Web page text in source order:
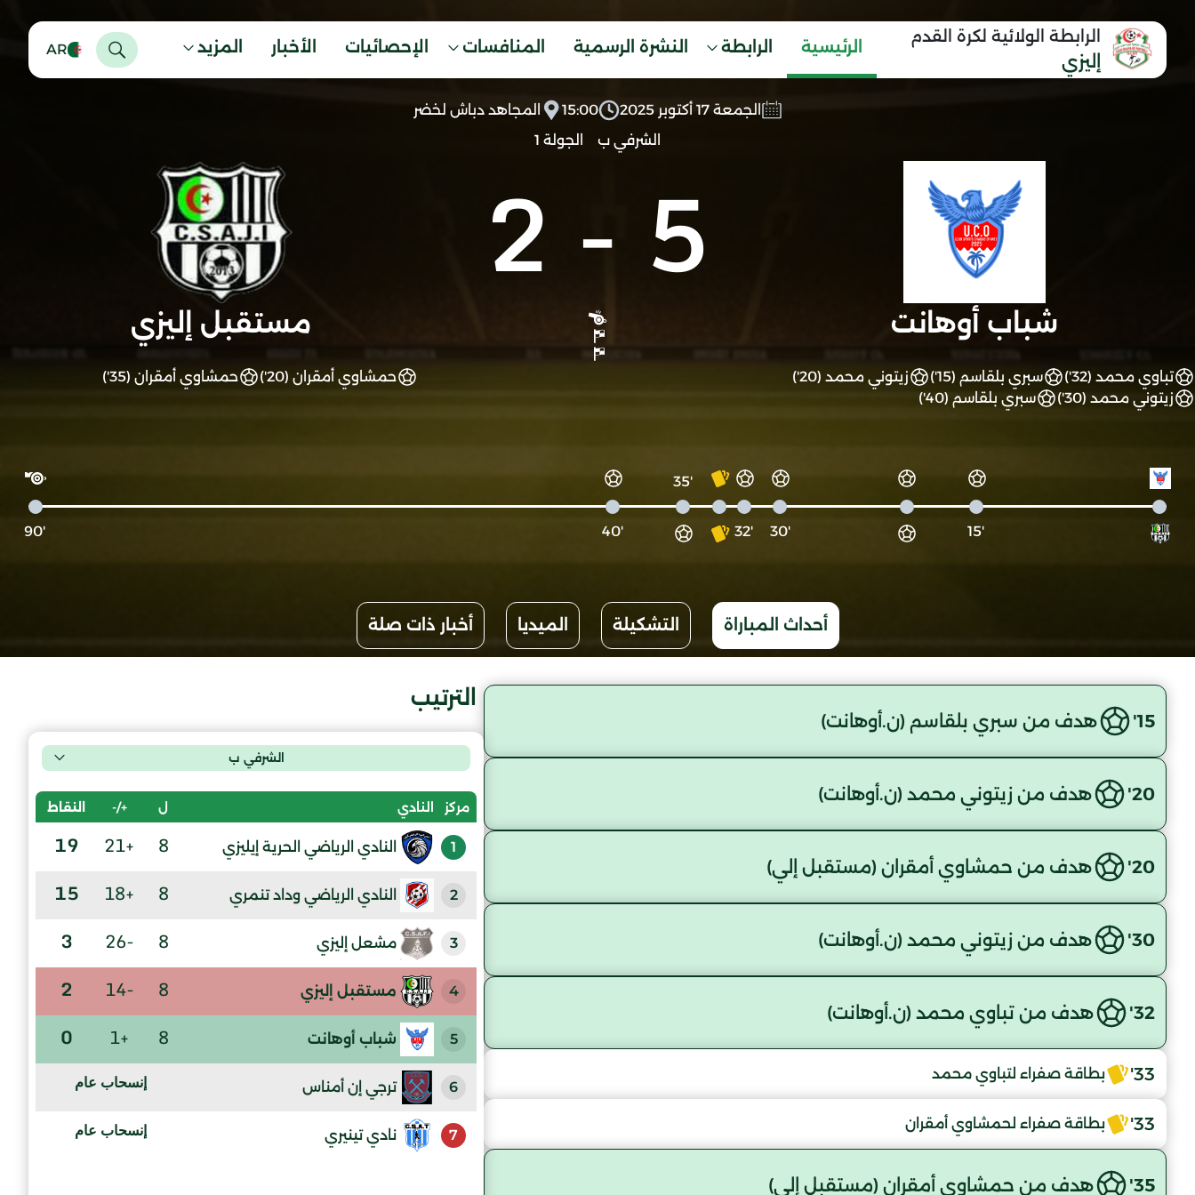
الرابطة الولائية لكرة القدم
إليزي
الرئيسية الرابطة النشرة الرسمية المنافسات الإحصائيات الأخبار المزيد AR
الجمعة 17 أكتوبر 2025 15:00
المجاهد دباش لخضر
الشرفي ب
الجولة 1
شباب أوهانت
5
-
2
مستقبل إليزي
تباوي محمد (32') سبري بلقاسم (15')
زيتوني محمد (20')
زيتوني محمد (30')
سبري بلقاسم (40')
حمشاوي أمقران (20') حمشاوي أمقران (35')
'15
'30
'32
'35
'40
'90
أحداث المباراة التشكيلة الميديا أخبار ذات صلة
15' هدف من سبري بلقاسم (ن.أوهانت)
20' هدف من زيتوني محمد (ن.أوهانت)
20' هدف من حمشاوي أمقران (مستقبل إلي)
30' هدف من زيتوني محمد (ن.أوهانت)
32' هدف من تباوي محمد (ن.أوهانت)
33' بطاقة صفراء لتباوي محمد
33' بطاقة صفراء لحمشاوي أمقران
35' هدف من حمشاوي أمقران (مستقبل إلي)
الترتيب
الشرفي ب
مركز النادي ل +/- النقاط
1 النادي الرياضي الحرية إيليزي 8
+21
19
2 النادي الرياضي وداد تنمري 8
+18
15
3 مشعل إليزي 8
-26
3
4 مستقبل إليزي 8
-14
2
5 شباب أوهانت 8
+1
0
6 ترجي إن أمناس إنسحاب عام
7 نادي تينيري إنسحاب عام